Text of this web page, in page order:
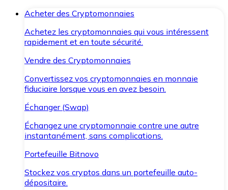
Acheter des Cryptomonnaies
Achetez les cryptomonnaies qui vous intéressent
rapidement et en toute sécurité.
Vendre des Cryptomonnaies
Convertissez vos cryptomonnaies en monnaie
fiduciaire lorsque vous en avez besoin.
Échanger (Swap)
Échangez une cryptomonnaie contre une autre
instantanément, sans complications.
Portefeuille Bitnovo
Stockez vos cryptos dans un portefeuille auto-
dépositaire.